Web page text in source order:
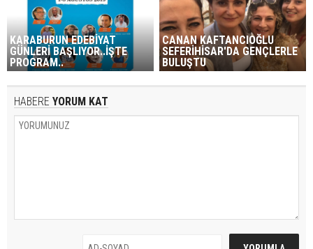
KARABURUN EDEBİYAT
GÜNLERİ BAŞLIYOR..İŞTE
PROGRAM..
CANAN KAFTANCIOĞLU
SEFERİHİSAR'DA GENÇLERLE
BULUŞTU
HABERE YORUM KAT